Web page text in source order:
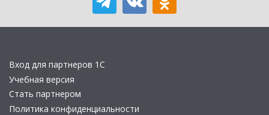
Вход для партнеров 1С
Учебная версия
Стать партнером
Политика конфиденциальности